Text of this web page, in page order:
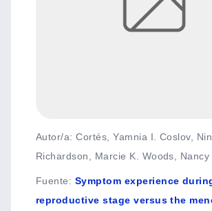
Autor/a: Cortés, Yamnia I. Coslov,
Richardson, Marcie K. Woods, Nancy
Fuente: Symptom experience
reproductive stage versus the